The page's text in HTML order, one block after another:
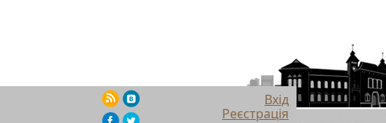
Вхід
Реєстрація